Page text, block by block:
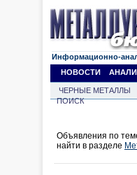
Информационно-
НОВОСТИ
ЧЕРНЫЕ МЕТАЛЛЫ
ПОИСК
Объявления по
найти в разделе